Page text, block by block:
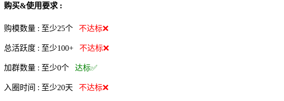
购买&使用要求 :
购模数量 : 至少25个 不达标❌
总活跃度 : 至少100+ 不达标❌
加群数量 : 至少0个 达标✅
入圈时间 : 至少20天 不达标❌